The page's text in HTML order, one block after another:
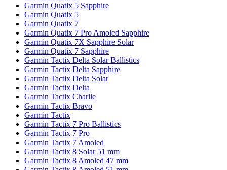
Garmin Quatix 5 Sapphire
Garmin Quatix 5
Garmin Quatix 7
Garmin Quatix 7 Pro Amoled Sapphire
Garmin Quatix 7X Sapphire Solar
Garmin Quatix 7 Sapphire
Garmin Tactix Delta Solar Ballistics
Garmin Tactix Delta Sapphire
Garmin Tactix Delta Solar
Garmin Tactix Delta
Garmin Tactix Charlie
Garmin Tactix Bravo
Garmin Tactix
Garmin Tactix 7 Pro Ballistics
Garmin Tactix 7 Pro
Garmin Tactix 7 Amoled
Garmin Tactix 8 Solar 51 mm
Garmin Tactix 8 Amoled 47 mm